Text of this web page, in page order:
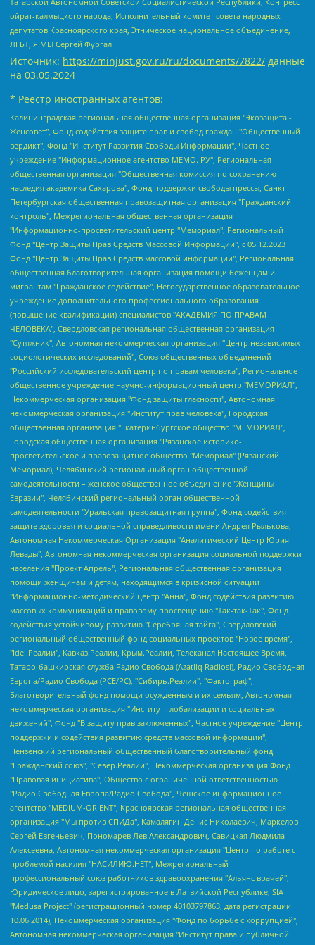
ойрат-калмыцкого народа, Исполнительный комитет совета народных
депутатов Красноярского края, Этническое национальное объединение,
ЛГБТ, Я.МЫ Сергей Фургал
Источник: https://minjust.gov.ru/ru/documents/7822/ данные
на 03.05.2024
* Реестр иностранных агентов:
Калининградская региональная общественная организация "Экозащита!-Женсовет", Фонд содействия защите прав и свобод граждан "Общественный вердикт", Фонд "Институт Развития Свободы Информации", Частное учреждение "Информационное агентство МЕМО. РУ", Региональная общественная организация "Общественная комиссия по сохранению наследия академика Сахарова", Фонд поддержки свободы прессы, Санкт-Петербургская общественная правозащитная организация "Гражданский контроль", Межрегиональная общественная организация "Информационно-просветительский центр "Мемориал", Региональный Фонд "Центр Защиты Прав Средств Массовой Информации", с 05.12.2023 Фонд "Центр Защиты Прав Средств массовой информации", Региональная общественная благотворительная организация помощи беженцам и мигрантам "Гражданское содействие", Негосударственное образовательное учреждение дополнительного профессионального образования (повышение квалификации) специалистов "АКАДЕМИЯ ПО ПРАВАМ ЧЕЛОВЕКА", Свердловская региональная общественная организация "Сутяжник", Автономная некоммерческая организация "Центр независимых социологических исследований", Союз общественных объединений "Российский исследовательский центр по правам человека", Региональное общественное учреждение научно-информационный центр "МЕМОРИАЛ", Некоммерческая организация "Фонд защиты гласности", Автономная некоммерческая организация "Институт прав человека", Городская общественная организация "Екатеринбургское общество "МЕМОРИАЛ", Городская общественная организация "Рязанское историко-просветительское и правозащитное общество "Мемориал" (Рязанский Мемориал), Челябинский региональный орган общественной самодеятельности – женское общественное объединение "Женщины Евразии", Челябинский региональный орган общественной самодеятельности "Уральская правозащитная группа", Фонд содействия защите здоровья и социальной справедливости имени Андрея Рылькова, Автономная Некоммерческая Организация "Аналитический Центр Юрия Левады", Автономная некоммерческая организация социальной поддержки населения "Проект Апрель", Региональная общественная организация помощи женщинам и детям, находящимся в кризисной ситуации "Информационно-методический центр "Анна", Фонд содействия развитию массовых коммуникаций и правовому просвещению "Так-так-Так", Фонд содействия устойчивому развитию "Серебряная тайга", Свердловский региональный общественный фонд социальных проектов "Новое время", "Idel.Реалии", Кавказ.Реалии, Крым.Реалии, Телеканал Настоящее Время, Татаро-башкирская служба Радио Свобода (Azatliq Radiosi), Радио Свободная Европа/Радио Свобода (PCE/PC), "Сибирь.Реалии", "Фактограф", Благотворительный фонд помощи осужденным и их семьям, Автономная некоммерческая организация "Институт глобализации и социальных движений", Фонд "В защиту прав заключенных", Частное учреждение "Центр поддержки и содействия развитию средств массовой информации", Пензенский региональный общественный благотворительный фонд "Гражданский союз", "Север.Реалии", Некоммерческая организация Фонд "Правовая инициатива", Общество с ограниченной ответственностью "Радио Свободная Европа/Радио Свобода", Чешское информационное агентство "MEDIUM-ORIENT", Красноярская региональная общественная организация "Мы против СПИДа", Камалягин Денис Николаевич, Маркелов Сергей Евгеньевич, Пономарев Лев Александрович, Савицкая Людмила Алексеевна, Автономная некоммерческая организация "Центр по работе с проблемой насилия "НАСИЛИЮ.НЕТ", Межрегиональный профессиональный союз работников здравоохранения "Альянс врачей", Юридическое лицо, зарегистрированное в Латвийской Республике, SIA "Medusa Project" (регистрационный номер 40103797863, дата регистрации 10.06.2014), Некоммерческая организация "Фонд по борьбе с коррупцией", Автономная некоммерческая организация "Институт права и публичной политики", Баданин Роман Сергеевич, Гликин Максим Александрович, Железнова Мария Михайловна, Лукьянова Юлия Сергеевна, Маетная Елизавета Витальевна, Маняхин Петр Борисович, Чуракова Ольга Владимировна, Ярош Юлия Петровна, Юридическое лицо "The Insider SIA", зарегистрированное в Риге, Латвийская Республика (дата регистрации 26.06.2015), являющееся администратором доменного имени интернет-издания "The Insider SIA", https://theins.ru, Постернак Алексей Евгеньевич, Рубин Михаил Аркадьевич, Анин Роман Александрович, Юридическое лицо Istories fonds, зарегистрированное в Латвийской Республике (регистрационный номер 50008295751, дата регистрации 24.02.2020), Великовский Дмитрий Александрович, Долинина Ирина Николаевна, Мароховская Алеся Алексеевна, Шлейнов Роман Юрьевич, Шмагун Олеся Валентиновна, Общество с ограниченной ответственностью "Альтаир 2021", Общество с ограниченной ответственностью "Вега 2021", Общество с ограниченной ответственностью "Главный редактор 2021", Общество с ограниченной ответственностью "Ромашки монолит", Важенков Артем Валерьевич, Ивановская областная общественная организация "Центр гендерных исследований", Гурман Юрий Альбертович, Медиапроект "ОВД-Инфо", Егоров Владимир Владимирович, Жилинский Владимир Александрович, Общество с ограниченной ответственностью "ЗП", Иванова София Юрьевна, Карезина Инна Павловна, Кильтау Екатерина Викторовна, Петров Алексей Викторович, Пискунов Сергей Евгеньевич, Смирнов Сергей Сергеевич, Тихонов Михаил Сергеевич, Общество с ограниченной ответственностью "ЖУРНАЛИСТ-ИНОСТРАННЫЙ АГЕНТ", Арапова Галина Юрьевна, Вольтская Татьяна Анатольевна, Американская компания "Mason G.E.S. Anonymous Foundation" (США), являющаяся владельцем интернет-издания https://mnews.world/, Компания "Stichting Bellingcat", зарегистрированная в Нидерландах (дата регистрации 11.07.2018), Захаров Андрей Вячеславович, Клепиковская Екатерина Дмитриевна, Общество с ограниченной ответственностью "МЕМО", Перл Роман Александрович, Симонов Евгений Алексеевич, Соловьева Елена Анатольевна, Сотников Даниил Владимирович, Сурначева Елизавета Дмитриевна, Автономная некоммерческая организация по защите прав человека и информированию населения "Якутия – Наше Мнение", Общество с ограниченной ответственностью "Москоу диджитал медиа", с 26.01.2023 Общество с ограниченной ответственностью "Чайка Белые сады", Ветошкина Валерия Валерьевна, Заговора Максим Александрович, Межрегиональное общественное движение "Российская ЛГБТ - сеть", Оленичев Максим Владимирович, Павлов Иван Юрьевич, Скворцова Елена Сергеевна, Общество с ограниченной ответственностью "Как бы инагент", Кочетков Игорь Викторович, Общество с ограниченной ответственностью "Честные выборы", Еланчик Олег Александрович, Общество с ограниченной ответственностью "Нобелевский призыв", Гималова Регина Эмилевна, Григорьев Андрей Валерьевич, Григорьева Алина Александровна, Ассоциация по содействию защите прав призывников, альтернативнослужащих и военнослужащих "Правозащитная группа "Гражданин.Армия.Право", Хисамова Регина Фаритовна, Автономная некоммерческая организация по реализации социально-правовых программ "Лилит", Дальневосточное общественное движение "Маяк", Санкт-Петербургская ЛГБТ-инициативная группа "Выход", Инициативная группа ЛГБТ+ "Реверс", Алексеев Андрей Викторович, Бекбулатова Таисия Львовна, Беляев Иван Михайлович, Владыкина Елена Сергеевна, Гельман Марат Александрович, Никульшина Вероника Юрьевна, Толоконникова Надежда Андреевна, Шендерович Виктор Анатольевич, Общество с ограниченной ответственностью "Данное сообщение", Общество с ограниченной ответственностью Издательский дом "Новая глава", Айнбиндер Александра Александровна, Московский комьюнити-центр для ЛГБТ+инициатив, Благотворительный фонд развития филантропии, Deutsche Welle (Германия, Kurt-Schumacher-Strasse 3, 53113 Bonn), Борзунова Мария Михайловна, Воробьев Виктор Викторович, Голубева Анна Львовна, Константинова Алла Михайловна, Малкова Ирина Владимировна, Мурадов Мурад Абдулгалимович, Осетинская Елизавета Николаевна, Понасенков Евгений Николаевич, Ганапольский Матвей Юрьевич, Киселев Евгений Алексеевич, Борухович Ирина Григорьевна, Дремин Иван Тимофеевич, Дубровский Дмитрий Викторович, Красноярская региональная общественная организация поддержки и развития альтернативных образовательных технологий и межкультурных коммуникаций "ИНТЕРРА", Маяковская Екатерина Алексеевна, Фейгин Марк Захарович, Филимонов Андрей Викторович, Дзугкоева Регина Николаевна, Доброхотов Роман Александрович, Дудь Юрий Александрович, Елкин Сергей Владимирович, Кругликов Кирилл Игоревич, Сабунаева Мария Леонидовна, Семенов Алексей Владимирович, Шаинян Карен Багратович, Шульман Екатерина Михайловна, Асафьев Артур Валерьевич, Вахштайн Виктор Семенович, Венедиктов Алексей Алексеевич, Лушникова Екатерина Евгеньевна, Волков Леонид Михайлович, Невзоров Александр Глебович, Пархоменко Сергей Борисович, Сироткин Ярослав Николаевич, Кара-Мурза Владимир Владимирович, Баранова Наталья Владимировна, Гозман Леонид Яковлевич, Кагарлицкий Борис Юльевич, Климарев Михаил Валерьевич, Милов Владимир Станиславович, Автономная некоммерческая организация Краснодарский центр современного искусства "Типография", Моргенштерн Алишер Тагирович, Соболь Любовь Эдуардовна, Общество с ограниченной ответственностью "ЛИЗА НОРМ", Каспаров Гарри Кимович, Ходорковский Михаил Борисович, Общество с ограниченной ответственностью "Апрельские тезисы", Данилович Ирина Брониславовна, Кашин Олег Владимирович, Петров Николай Владимирович, Пивоваров Алексей Владимирович, Соколов Михаил Владимирович, Цветкова Юлия Владимировна, Чичваркин Евгений Александрович, Комитет против пыток/Команда против пыток, Общество с ограниченной ответственностью "Первый научный", Общество с ограниченной ответственностью "Вертолет и ко", Белоцерковская Вероника Борисовна, Кац Максим Евгеньевич, Лазарева Татьяна Юрьевна, Шаведдинов Руслан Табризович, Яшин Илья Валерьевич, Общество с ограниченной ответственностью "Иноагент ААВ", Алешковский Дмитрий Петрович, Альбац Евгения Марковна, Быков Дмитрий Львович, Галямина Юлия Евгеньевна, Лойко Сергей Леонидович, Мартынов Кирилл Константинович, Медведев Сергей Александрович, Крашенинников Федор Геннадиевич, Гордеева Катерина Вл